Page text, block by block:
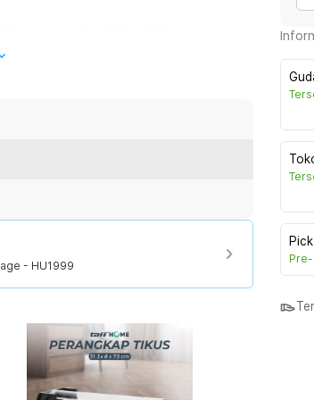
ini harus menggunakan
di dalam kandang tanpa
terbaik. Bertujuan supaya
waktu yang lama. Perangkap ini
ada tikus yang terperangkap atau
- HU1999
- HU1999